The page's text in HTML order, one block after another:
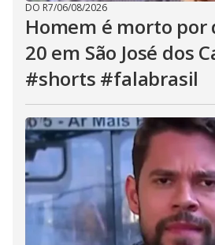
DO R7/06/08/2026
Homem é morto por
20 em São José dos
#shorts #falabrasil